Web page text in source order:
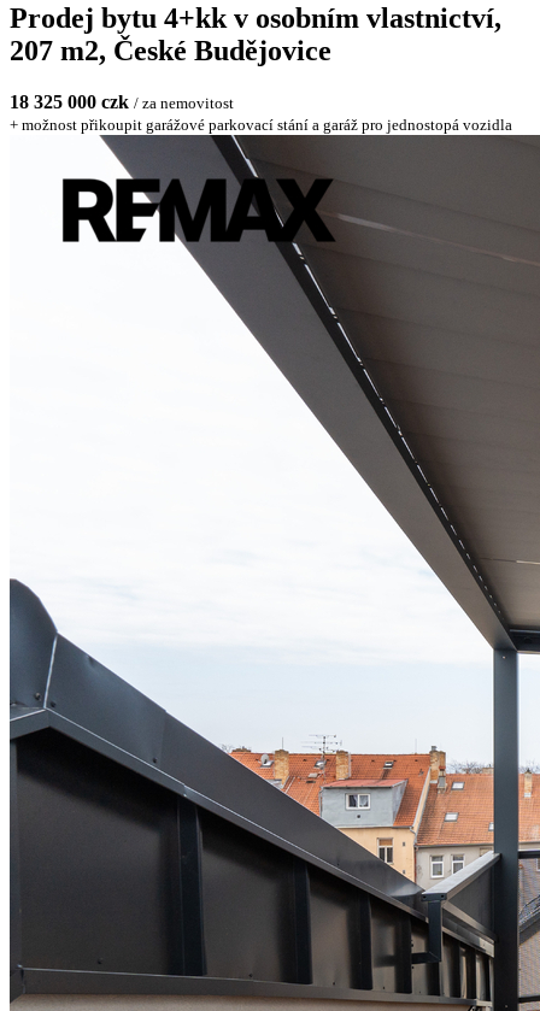
Prodej bytu 4+kk v osobním vlastnictví,
207 m2, České Budějovice
18 325 000 czk / za nemovitost
+ možnost přikoupit garážové parkovací stání a garáž pro jednostopá vozidla